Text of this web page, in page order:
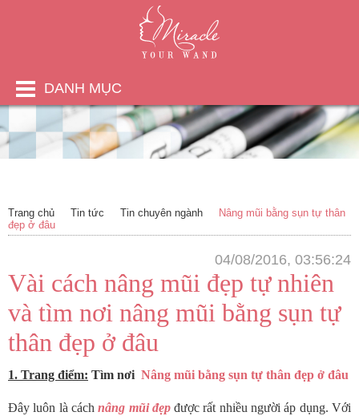
DANH MỤC
Trang chủ Tin tức Tin chuyên ngành
Nâng mũi bằng sụn tự thân
đẹp ở đâu
04/08/2016, 03:56:24
Vài cách nâng mũi đẹp tự nhiên
và tìm nơi nâng mũi bằng sụn tự
thân đẹp ở đâu
1. Trang điểm: Tìm nơi Nâng mũi bằng sụn tự thân đẹp ở đâu
Đây luôn là cáchnâng mũi đẹp được rất nhiều người áp dụng. Với